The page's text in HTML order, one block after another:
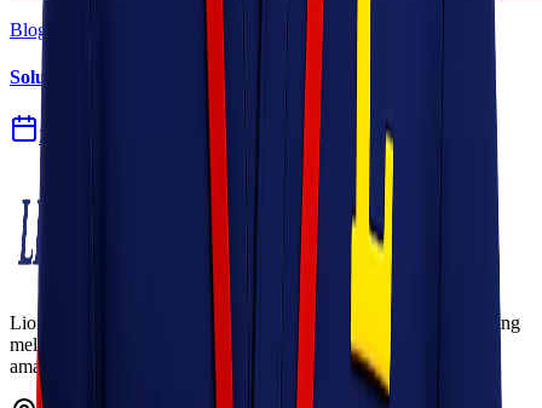
Blog
Solusi Logistik untuk Perusahaan Manufaktur
27 Jul 2026
Lionel Express adalah perusahaan jasa pengiriman terpercaya yang
melayani pengiriman barang ke seluruh Indonesia dengan cepat,
aman, dan harga kompetitif.